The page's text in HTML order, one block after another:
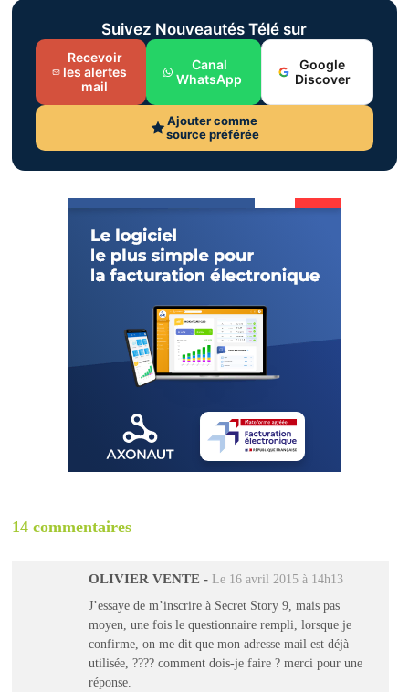
Suivez Nouveautés Télé sur
Recevoir
les alertes
mail
Canal
WhatsApp
Google
Discover
Ajouter comme
source préférée
14 commentaires
OLIVIER VENTE - Le 16 avril 2015 à 14h13
J’essaye de m’inscrire à Secret Story 9, mais pas
moyen, une fois le questionnaire rempli, lorsque je
confirme, on me dit que mon adresse mail est déjà
utilisée, ???? comment dois-je faire ? merci pour une
réponse.